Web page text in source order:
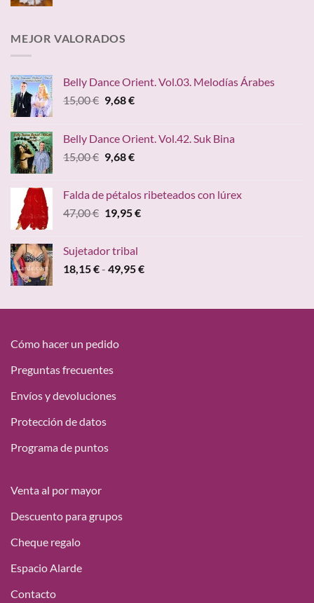
59,95 €
MEJOR VALORADOS
Belly Dance Orient. Vol.03. Melodías Árabes
15,00€ El
era:
15,00 €.
9,68€El
es:
9,68 €.
Belly Dance Orient. Vol.42. Suk Bina
15,00€ El
era:
15,00 €.
9,68€El
es:
9,68 €.
Falda de pétalos ribeteados con lúrex
47,00€ El
era:
47,00 €.
19,95€El
19,95 €.
Sujetador tribal
18,15€- 49,95€Rango
desde
Cómo hacer un pedido
Preguntas frecuentes
Envíos y devoluciones
Protección de datos
Programa de puntos
Venta al por mayor
Descuento para grupos
Cheque regalo
Espacio Alarde
Contacto